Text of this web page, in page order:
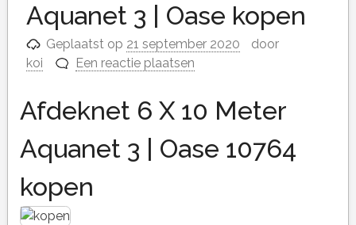
Aquanet 3 | Oase kopen
Geplaatst op 21 september 2020
door
koi
Een reactie plaatsen
Afdeknet 6 X 10 Meter
Aquanet 3 | Oase 10764
kopen